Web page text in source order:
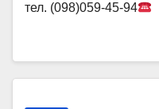
тел. (098)059-45-94